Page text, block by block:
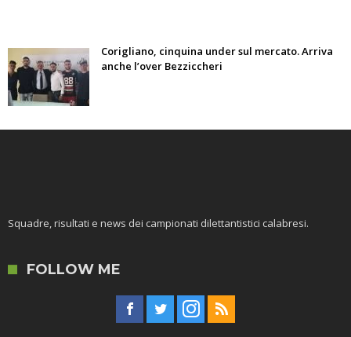
Corigliano, cinquina under sul mercato. Arriva
anche l’over Bezziccheri
Squadre, risultati e news dei campionati dilettantistici calabresi.
FOLLOW ME